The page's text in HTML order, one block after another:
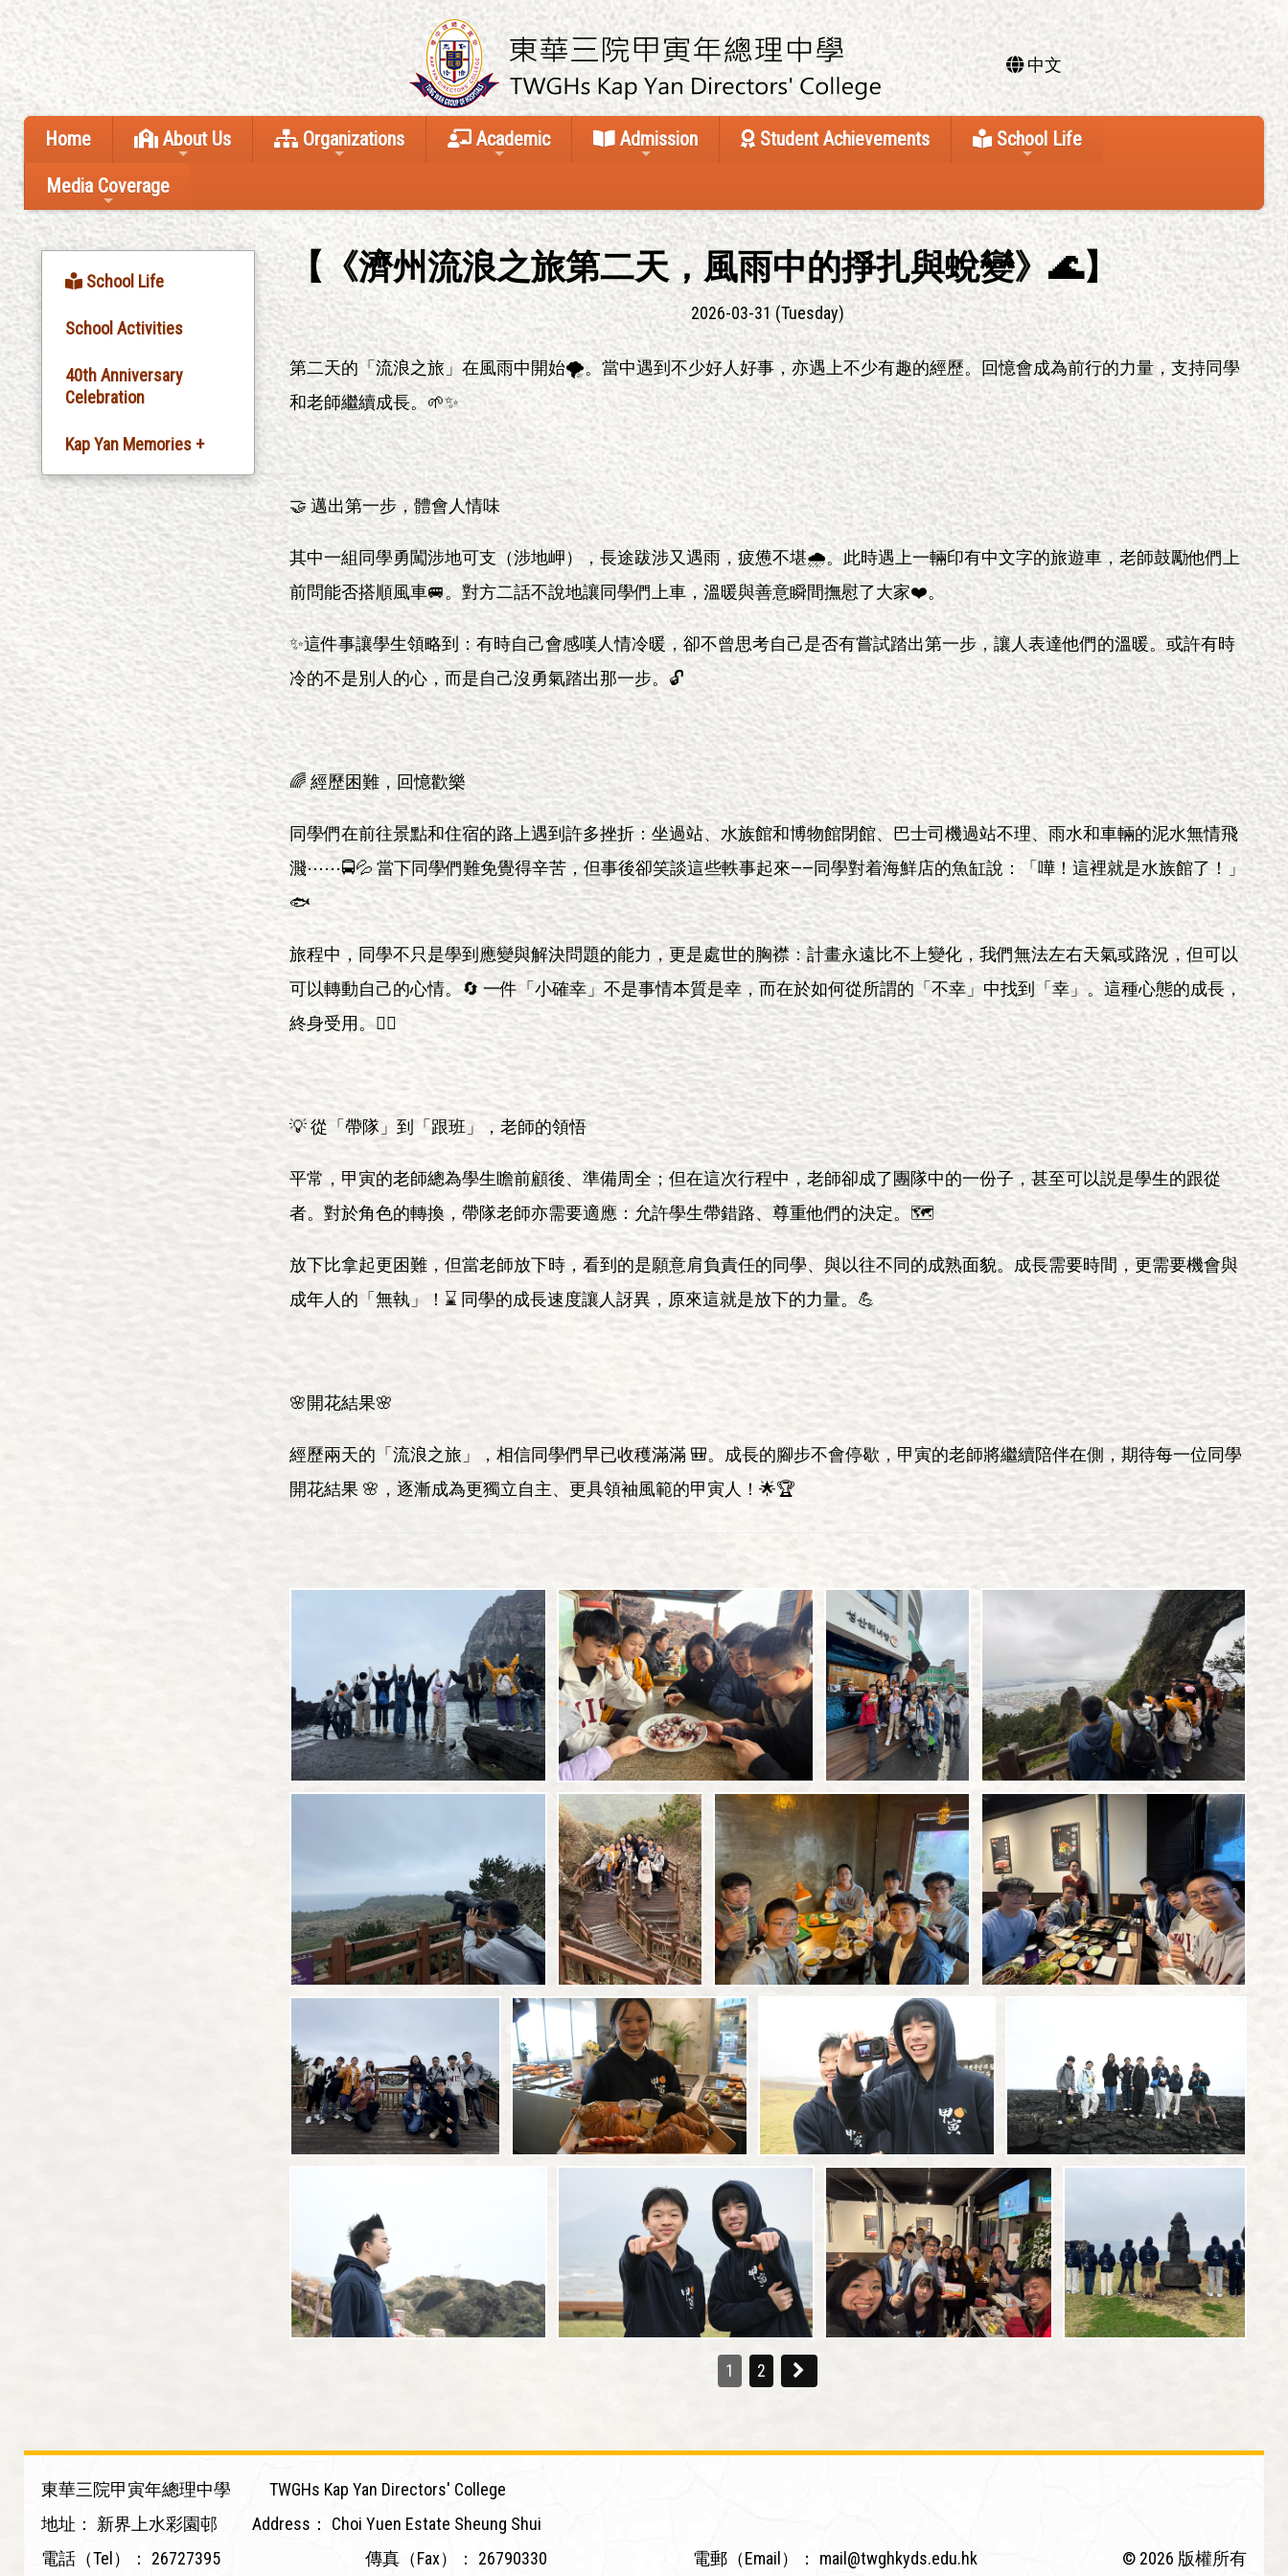
中文
Home About Us Organizations Academic Admission Student Achievements School Life
Media Coverage
School Life
School Activities
40th Anniversary
Celebration
Kap Yan Memories +
Silver Jubliee
Celebration
20th Anniversary
Celebration
30th Anniversary
Celebration
35th Anniversary
Celebration
【《濟州流浪之旅第二天，風雨中的掙扎與蛻變》🌊】
2026-03-31 (Tuesday)
第二天的「流浪之旅」在風雨中開始🌪️。當中遇到不少好人好事，亦遇上不少有趣的經歷。回憶會成為前行的力量，支持同學
和老師繼續成長。🌱✨
🤝 邁出第一步，體會人情味
其中一組同學勇闖涉地可支（涉地岬），長途跋涉又遇雨，疲憊不堪🌧️。此時遇上一輛印有中文字的旅遊車，老師鼓勵他們上
前問能否搭順風車🚐。對方二話不說地讓同學們上車，溫暖與善意瞬間撫慰了大家❤️。
✨這件事讓學生領略到：有時自己會感嘆人情冷暖，卻不曾思考自己是否有嘗試踏出第一步，讓人表達他們的溫暖。或許有時
冷的不是別人的心，而是自己沒勇氣踏出那一步。🔓
🌈 經歷困難，回憶歡樂
同學們在前往景點和住宿的路上遇到許多挫折：坐過站、水族館和博物館閉館、巴士司機過站不理、雨水和車輛的泥水無情飛
濺⋯⋯🚍💦 當下同學們難免覺得辛苦，但事後卻笑談這些軼事起來——同學對着海鮮店的魚缸說：「嘩！這裡就是水族館了！」
🐟
旅程中，同學不只是學到應變與解決問題的能力，更是處世的胸襟：計畫永遠比不上變化，我們無法左右天氣或路況，但可以
可以轉動自己的心情。🔄 一件「小確幸」不是事情本質是幸，而在於如何從所謂的「不幸」中找到「幸」。這種心態的成長，
終身受用。🧘‍♂️
💡 從「帶隊」到「跟班」，老師的領悟
平常，甲寅的老師總為學生瞻前顧後、準備周全；但在這次行程中，老師卻成了團隊中的一份子，甚至可以説是學生的跟從
者。對於角色的轉換，帶隊老師亦需要適應：允許學生帶錯路、尊重他們的決定。🗺️
放下比拿起更困難，但當老師放下時，看到的是願意肩負責任的同學、與以往不同的成熟面貌。成長需要時間，更需要機會與
成年人的「無執」！⌛ 同學的成長速度讓人訝異，原來這就是放下的力量。💪
🌸開花結果🌸
經歷兩天的「流浪之旅」，相信同學們早已收穫滿滿 🎒。成長的腳步不會停歇，甲寅的老師將繼續陪伴在側，期待每一位同學
開花結果 🌸，逐漸成為更獨立自主、更具領袖風範的甲寅人！🌟🏆
1 2
東華三院甲寅年總理中學
TWGHs Kap Yan Directors' College
地址：
新界上水彩園邨 Address：
Choi Yuen Estate Sheung Shui
電話（Tel）：
26727395 傳真（Fax）： 26790330 電郵（Email）： mail@twghkyds.edu.hk © 2026 版權所有